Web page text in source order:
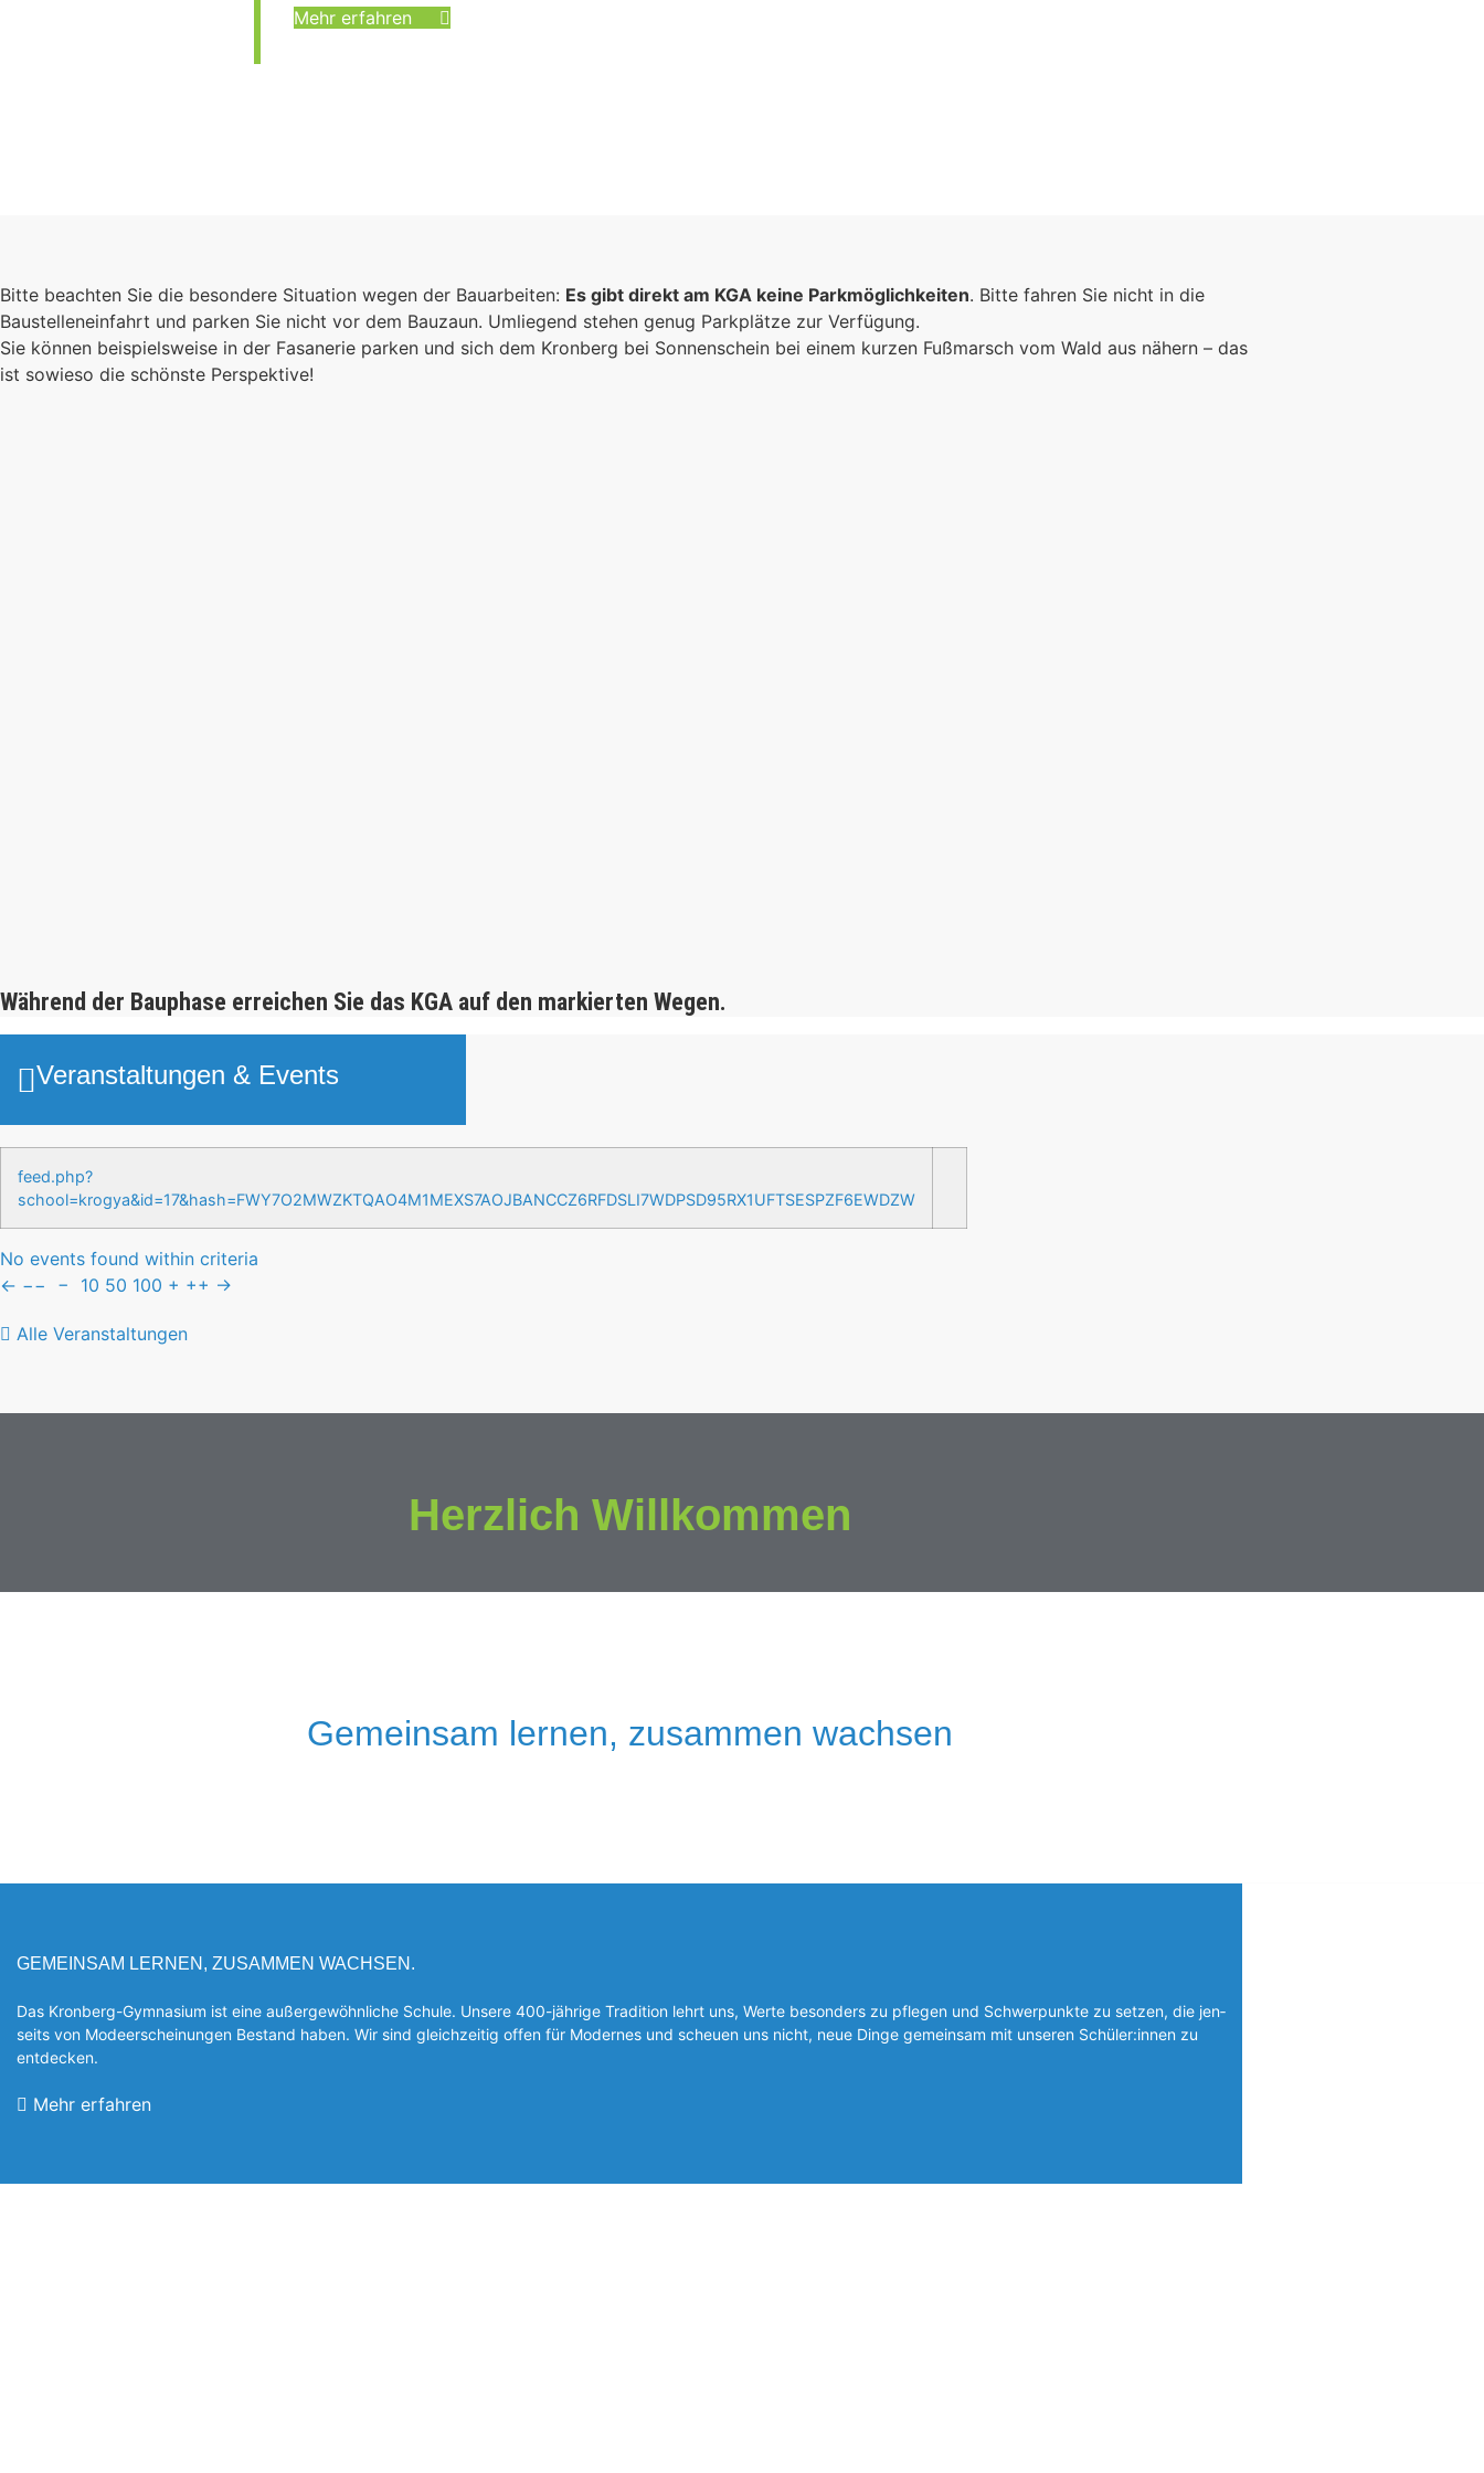
Mehr erfahren
Bitte beachten Sie die besondere Situation wegen der Bauarbeiten: Es gibt direkt am KGA keine Parkmöglichkeiten. Bitte fahren Sie nicht in die
Baustelleneinfahrt und parken Sie nicht vor dem Bauzaun. Umliegend stehen genug Parkplätze zur Verfügung.
Sie können beispielsweise in der Fasanerie parken und sich dem Kronberg bei Sonnenschein bei einem kurzen Fußmarsch vom Wald aus nähern – das
ist sowieso die schönste Perspektive!
Während der Bauphase erreichen Sie das KGA auf den markierten Wegen.
Veranstaltungen & Events
feed.php?
school=krogya&id=17&hash=FWY7O2MWZKTQAO4M1MEXS7AOJBANCCZ6RFDSLI7WDPSD95RX1UFTSESPZF6EWDZW
No events found within criteria
← −− − 10 50 100 + ++ →
Alle Veranstaltungen
Herzlich Willkommen
Gemeinsam lernen, zusammen wachsen
GEMEINSAM LERNEN, ZUSAMMEN WACHSEN.
Das Kronberg-Gymnasium ist eine außergewöhnliche Schule. Unsere 400-jährige Tradition lehrt uns, Werte besonders zu pflegen und Schwerpunkte zu setzen, die jen­
seits von Modeerscheinungen Be­stand haben. Wir sind gleichzeitig offen für Modernes und scheuen uns nicht, neue Dinge gemeinsam mit unseren Schüler:innen zu
entde­cken.
Mehr erfahren